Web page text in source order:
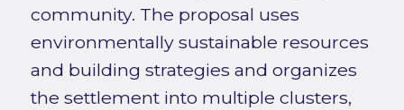
community. The proposal uses
environmentally sustainable resources
and building strategies and organizes
the settlement into multiple clusters,